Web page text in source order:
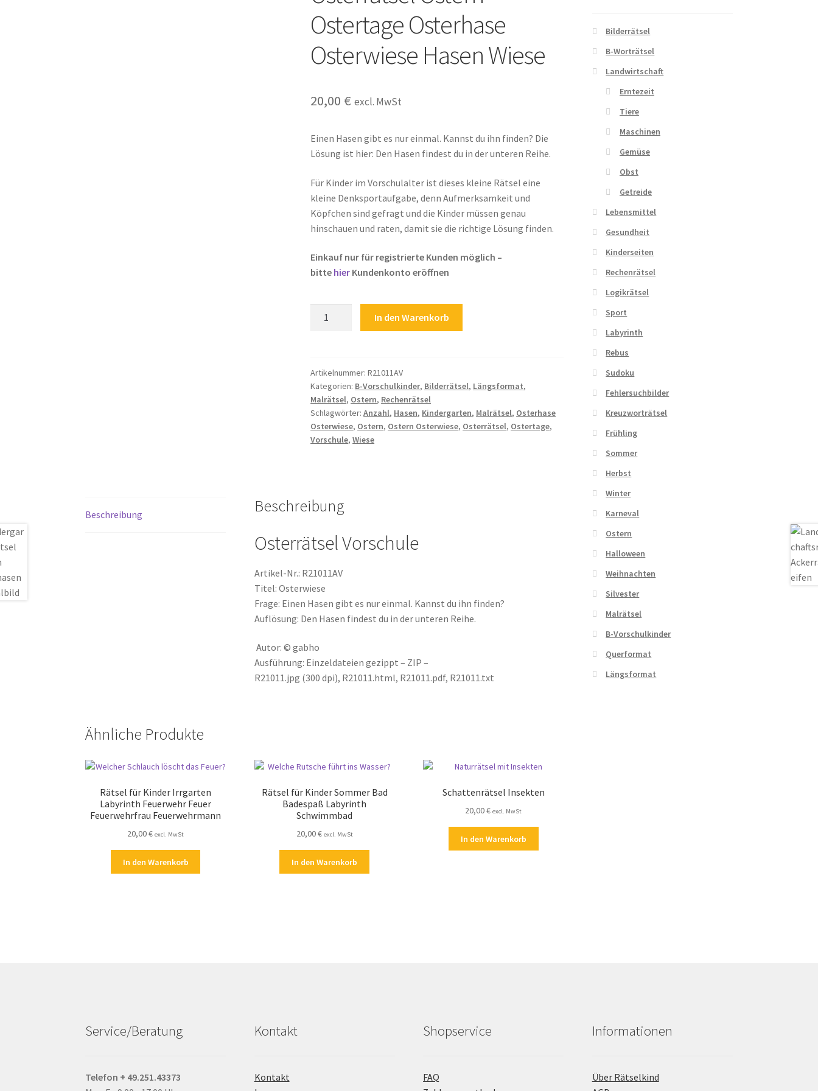
Ostertage Osterhase
Osterwiese Hasen Wiese
20,00 € excl. MwSt
Einen Hasen gibt es nur einmal. Kannst du ihn finden? Die
Lösung ist hier: Den Hasen findest du in der unteren Reihe.
Für Kinder im Vorschulalter ist dieses kleine Rätsel eine
kleine Denksportaufgabe, denn Aufmerksamkeit und
Köpfchen sind gefragt und die Kinder müssen genau
hinschauen und raten, damit sie die richtige Lösung finden.
Einkauf nur für registrierte Kunden möglich –
bitte hier Kundenkonto eröffnen
Osterrätsel
Ostern
Ostertage
Osterhase
Osterwiese
Hasen
In den Warenkorb
Artikelnummer:R21011AV
Kategorien: B-Vorschulkinder, Bilderrätsel, Längsformat,
Malrätsel, Ostern, Rechenrätsel
Schlagwörter:Anzahl, Hasen, Kindergarten, Malrätsel, Osterhase
Osterwiese, Ostern, Ostern Osterwiese, Osterrätsel, Ostertage,
Vorschule,Wiese
Beschreibung Beschreibung
Osterrätsel Vorschule
Artikel-Nr.: R21011AV
Titel: Osterwiese
Frage: Einen Hasen gibt es nur einmal. Kannst du ihn finden?
Auflösung: Den Hasen findest du in der unteren Reihe.
Autor: © gabho
Ausführung: Einzeldateien gezippt – ZIP –
R21011.jpg (300 dpi), R21011.html, R21011.pdf, R21011.txt
Ähnliche Produkte
Rätsel für Kinder Irrgarten
Labyrinth Feuerwehr Feuer
Feuerwehrfrau Feuerwehrmann
20,00€ excl. MwSt
In den Warenkorb
Rätsel für Kinder Sommer Bad
Badespaß Labyrinth
Schwimmbad
20,00€ excl. MwSt
In den Warenkorb
Schattenrätsel Insekten
20,00€ excl. MwSt
In den Warenkorb
Bilderrätsel
B-Worträtsel
Landwirtschaft
Erntezeit
Tiere
Maschinen
Gemüse
Obst
Getreide
Lebensmittel
Gesundheit
Kinderseiten
Rechenrätsel
Logikrätsel
Sport
Labyrinth
Rebus
Sudoku
Fehlersuchbilder
Kreuzworträtsel
Frühling
Sommer
Herbst
Winter
Karneval
Ostern
Halloween
Weihnachten
Silvester
Malrätsel
B-Vorschulkinder
Querformat
Längsformat
Service/Beratung
Telefon + 49.251.43373
Kontakt
Kontakt
Shopservice
FAQ
Informationen
Über Rätselkind